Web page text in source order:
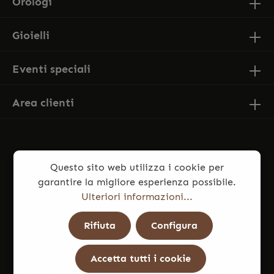
Gioielli
Eventi speciali
Area clienti
* Tutti i prezzi sono comprensivi di IVA più
spese di spedizione
ed eventuali spese di consegna, se non
diversamente indicato.
Le foto dei prodotti potrebbero presentare lievi differenze
Questo sito web utilizza i cookie per
garantire la migliore esperienza possibile.
Ulteriori informazioni...
Rifiuta Configura
Accetta tutti i cookie